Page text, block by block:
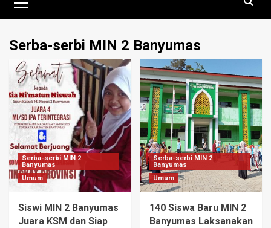
Menu
Serba-serbi MIN 2 Banyumas
Serba-serbi MIN 2
Banyumas
Umum
Siswi MIN 2 Banyumas
Juara KSM dan Siap
Serba-serbi MIN 2
Banyumas
Umum
140 Siswa Baru MIN 2
Banyumas Laksanakan